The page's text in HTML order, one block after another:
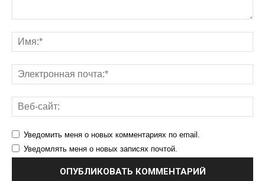
Уведомить меня о новых комментариях по email.
Уведомлять меня о новых записях почтой.